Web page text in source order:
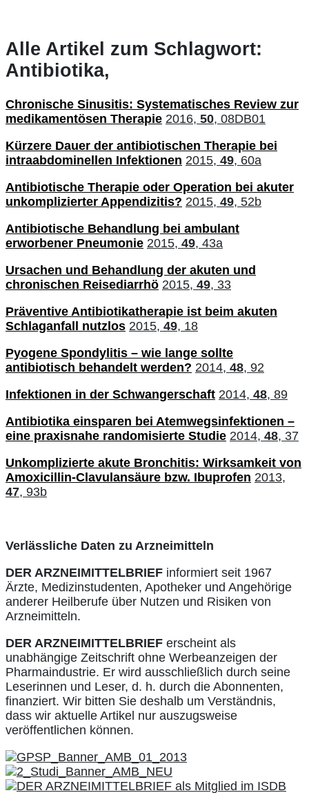
Alle Artikel zum Schlagwort:
Antibiotika,
Chronische Sinusitis: Systematisches Review zur
medikamentösen Therapie 2016, 50, 08DB01
Kürzere Dauer der antibiotischen Therapie bei
intraabdominellen Infektionen 2015, 49, 60a
Antibiotische Therapie oder Operation bei akuter
unkomplizierter Appendizitis? 2015, 49, 52b
Antibiotische Behandlung bei ambulant
erworbener Pneumonie 2015, 49, 43a
Ursachen und Behandlung der akuten und
chronischen Reisediarrhö 2015, 49, 33
Präventive Antibiotikatherapie ist beim akuten
Schlaganfall nutzlos 2015, 49, 18
Pyogene Spondylitis – wie lange sollte
antibiotisch behandelt werden? 2014, 48, 92
Infektionen in der Schwangerschaft 2014, 48, 89
Antibiotika einsparen bei Atemwegsinfektionen –
eine praxisnahe randomisierte Studie 2014, 48, 37
Unkomplizierte akute Bronchitis: Wirksamkeit von
Amoxicillin-Clavulansäure bzw. Ibuprofen 2013,
47, 93b
Verlässliche Daten zu Arzneimitteln
DER ARZNEIMITTELBRIEF informiert seit 1967
Ärzte, Medizinstudenten, Apotheker und Angehörige
anderer Heilberufe über Nutzen und Risiken von
Arzneimitteln.
DER ARZNEIMITTELBRIEF erscheint als
unabhängige Zeitschrift ohne Werbeanzeigen der
Pharmaindustrie. Er wird ausschließlich durch seine
Leserinnen und Leser, d. h. durch die Abonnenten,
finanziert. Wir bitten Sie deshalb um Verständnis,
dass wir aktuelle Artikel nur auszugsweise
veröffentlichen können.